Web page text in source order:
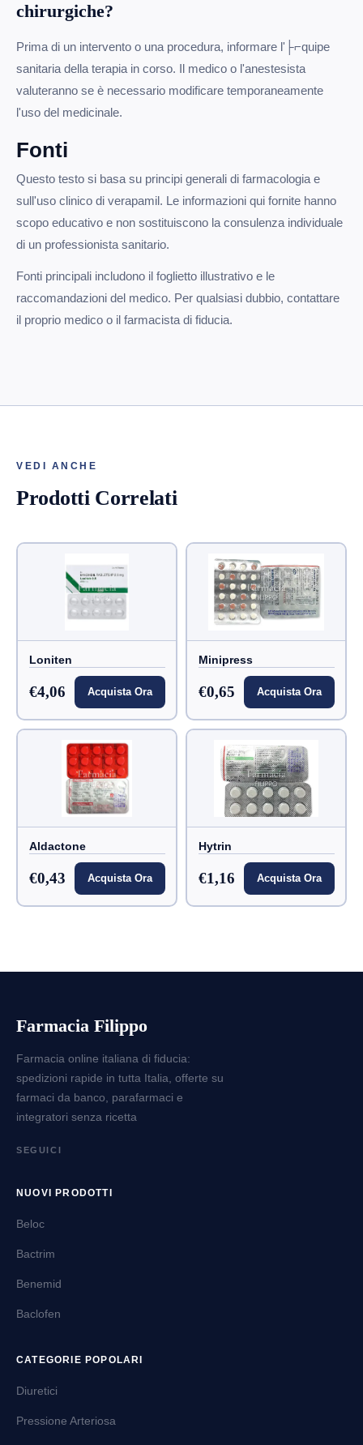
chirurgiche?
Prima di un intervento o una procedura, informare l'├⌐quipe
sanitaria della terapia in corso. Il medico o l'anestesista
valuteranno se è necessario modificare temporaneamente
l'uso del medicinale.
Fonti
Questo testo si basa su principi generali di farmacologia e
sull'uso clinico di verapamil. Le informazioni qui fornite hanno
scopo educativo e non sostituiscono la consulenza individuale
di un professionista sanitario.
Fonti principali includono il foglietto illustrativo e le
raccomandazioni del medico. Per qualsiasi dubbio, contattare
il proprio medico o il farmacista di fiducia.
VEDI ANCHE
Prodotti Correlati
Loniten
€4,06 Acquista Ora
Minipress
€0,65 Acquista Ora
Aldactone
€0,43 Acquista Ora
Hytrin
€1,16 Acquista Ora
Farmacia Filippo
Farmacia online italiana di fiducia:
spedizioni rapide in tutta Italia, offerte su
farmaci da banco, parafarmaci e
integratori senza ricetta
SEGUICI
NUOVI PRODOTTI
Beloc
Bactrim
Benemid
Baclofen
CATEGORIE POPOLARI
Diuretici
Pressione Arteriosa